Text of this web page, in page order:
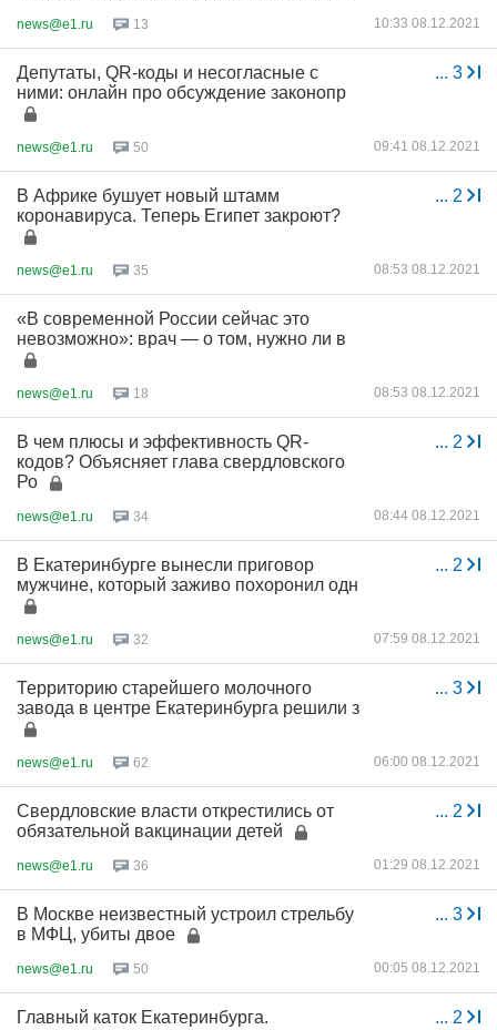
news@e1.ru 13 10:33 08.12.2021
... 3
Депутаты, QR-коды и несогласные с
ними: онлайн про обсуждение законопр
news@e1.ru 50 09:41 08.12.2021
... 2
В Африке бушует новый штамм
коронавируса. Теперь Египет закроют?
news@e1.ru 35 08:53 08.12.2021
«В современной России сейчас это
невозможно»: врач — о том, нужно ли в
news@e1.ru 18 08:53 08.12.2021
... 2
В чем плюсы и эффективность QR-
кодов? Объясняет глава свердловского
Ро
news@e1.ru 34 08:44 08.12.2021
... 2
В Екатеринбурге вынесли приговор
мужчине, который заживо похоронил одн
news@e1.ru 32 07:59 08.12.2021
... 3
Территорию старейшего молочного
завода в центре Екатеринбурга решили з
news@e1.ru 62 06:00 08.12.2021
... 2
Свердловские власти открестились от
обязательной вакцинации детей
news@e1.ru 36 01:29 08.12.2021
... 3
В Москве неизвестный устроил стрельбу
в МФЦ, убиты двое
news@e1.ru 50 00:05 08.12.2021
... 2
Главный каток Екатеринбурга.